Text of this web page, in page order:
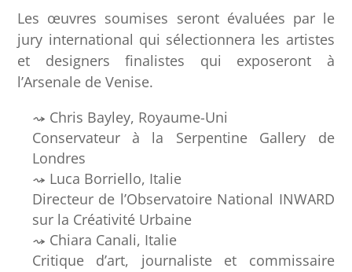
Les œuvres soumises seront évaluées par le
jury international qui sélectionnera les artistes
et designers finalistes qui exposeront à
l’Arsenale de Venise.
Chris Bayley, Royaume-Uni
Conservateur à la Serpentine Gallery de
Londres
Luca Borriello, Italie
Directeur de l’Observatoire National INWARD
sur la Créativité Urbaine
Chiara Canali, Italie
Critique d’art, journaliste et commissaire